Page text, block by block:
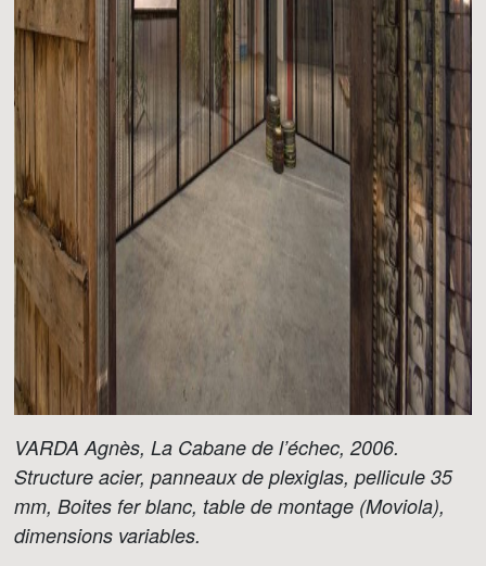
VARDA Agnès, La Cabane de l’échec, 2006.
Structure acier, panneaux de plexiglas, pellicule 35
mm, Boites fer blanc, table de montage (Moviola),
dimensions variables.